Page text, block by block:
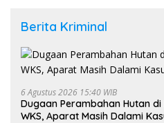
Berita Kriminal
6 Agustus 2026 15:40 WIB
Dugaan Perambahan Hutan
WKS, Aparat Masih Dalami